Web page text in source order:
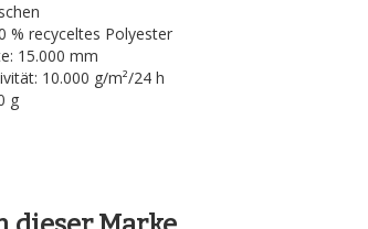
% recyceltes Polyester
15.000 mm
10.000 g/m²/24 h
g